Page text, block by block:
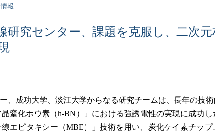
報
研究センター、課題を克服し、二次元
、成功大学、淡江大学からなる研究チームは、長年の技
窒化ホウ素（h-BN）」における強誘電性の実現に成功
エピタキシー（MBE）」技術を用い、炭化ケイ素チップ